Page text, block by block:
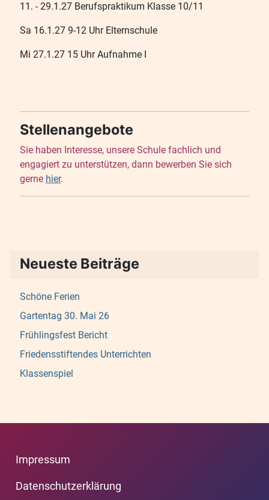
11. - 29.1.27 Berufspraktikum Klasse 10/11
Sa 16.1.27 9-12 Uhr Elternschule
Mi 27.1.27 15 Uhr Aufnahme I
Stellenangebote
Sie haben Interesse, unsere Schule fachlich und
engagiert zu unterstützen, dann bewerben Sie sich
gerne hier.
Neueste Beiträge
Schöne Ferien
Gartentag 30. Mai 26
Frühlingsfest Bericht
Friedensstiftendes Unterrichten
Klassenspiel
Impressum
Datenschutzerklärung